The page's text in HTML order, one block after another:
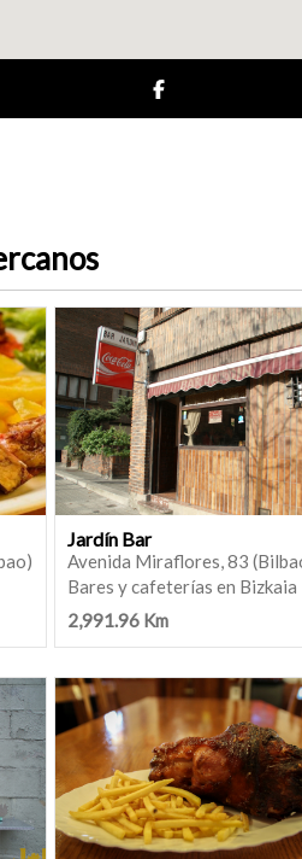
Jardín Bar
Avenida Miraflores, 83
Bares y cafeterías en Bizkaia
2,991.96 Km